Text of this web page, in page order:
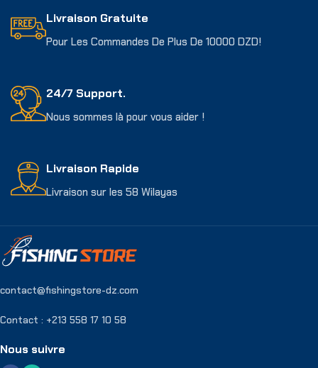
Livraison Gratuite
Pour Les Commandes De Plus De 10000 DZD!
24/7 Support.
Nous sommes là pour vous aider !
Livraison Rapide
Livraison sur les 58 Wilayas
contact@fishingstore-dz.com
Contact : +213 558 17 10 58
Nous suivre